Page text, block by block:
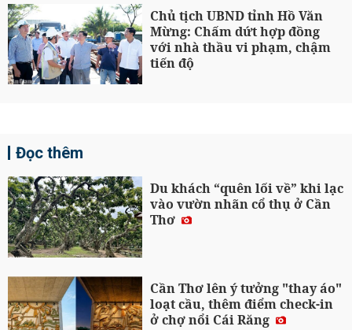
Chủ tịch UBND tỉnh Hồ Văn
Mừng: Chấm dứt hợp đồng
với nhà thầu vi phạm, chậm
tiến độ
Đọc thêm
Du khách “quên lối về” khi lạc
vào vườn nhãn cổ thụ ở Cần
Thơ
Cần Thơ lên ý tưởng "thay áo"
loạt cầu, thêm điểm check-in
ở chợ nổi Cái Răng